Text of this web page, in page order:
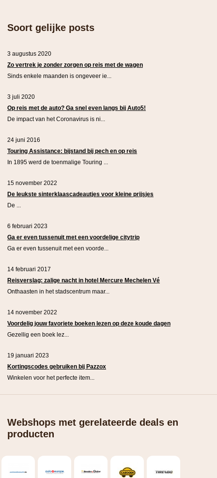
Soort gelijke posts
3 augustus 2020
Zo vertrek je zonder zorgen op reis met de wagen
Sinds enkele maanden is ongeveer ie...
3 juli 2020
Op reis met de auto? Ga snel even langs bij Auto5!
De impact van het Coronavirus is ni...
24 juni 2016
Touring Assistance: bijstand bij pech en op reis
In 1895 werd de toenmalige Touring ...
15 november 2022
De leukste sinterklaascadeautjes voor kleine prijsjes
De ...
6 februari 2023
Ga er even tussenuit met een voordelige citytrip
Ga er even tussenuit met een voorde...
14 februari 2017
Reisverslag: zalige nacht in hotel Mercure Mechelen Vé
Onthaasten in het stadscentrum maar...
14 november 2022
Voordelig jouw favoriete boeken lezen op deze koude dagen
Gezellig een boek lez...
19 januari 2023
Kortingscodes gebruiken bij Pazzox
Winkelen voor het perfecte item...
Webshops met gerelateerde deals en
producten